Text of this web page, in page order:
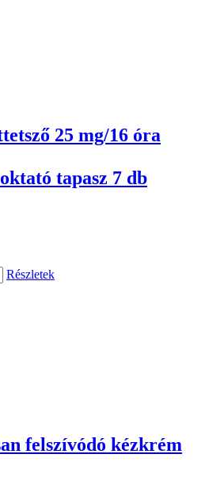
25 mg/16 óra
tapasz 7 db
Részletek
felszívódó kézkrém